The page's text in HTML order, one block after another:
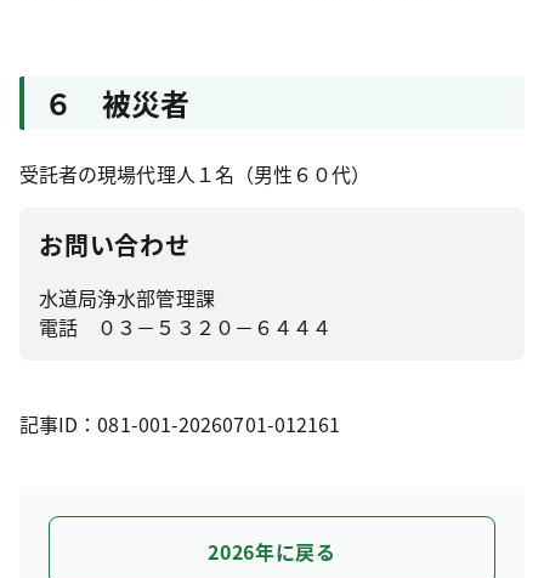
６ 被災者
受託者の現場代理人１名（男性６０代）
お問い合わせ
水道局浄水部管理課
電話 ０３－５３２０－６４４４
記事ID：081-001-20260701-012161
2026年に戻る